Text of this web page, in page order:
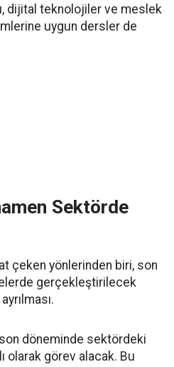
dijital teknolojiler ve meslek
uygun dersler de
Sektörde
çeken yönlerinden biri, son
gerçekleştirilecek
ayrılması.
döneminde sektördeki
olarak görev alacak. Bu